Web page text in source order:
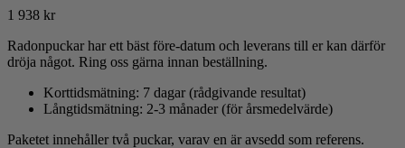
1 938 kr
Radonpuckar har ett bäst före-datum och leverans till er kan därför
dröja något. Ring oss gärna innan beställning.
Korttidsmätning: 7 dagar (rådgivande resultat)
Långtidsmätning: 2-3 månader (för årsmedelvärde)
Paketet innehåller två puckar, varav en är avsedd som referens.